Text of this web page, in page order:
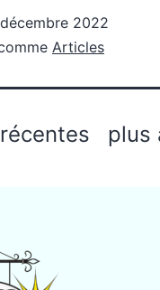
2022
Articles
plus